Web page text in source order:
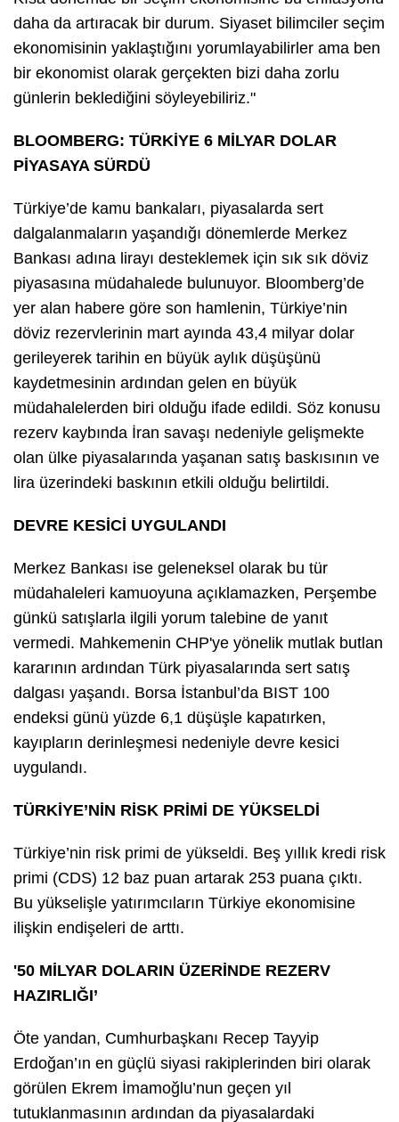
daha da artıracak bir durum. Siyaset bilimciler seçim
ekonomisinin yaklaştığını yorumlayabilirler ama ben
bir ekonomist olarak gerçekten bizi daha zorlu
günlerin beklediğini söyleyebiliriz."
BLOOMBERG: TÜRKİYE 6 MİLYAR DOLAR
PİYASAYA SÜRDÜ
Türkiye’de kamu bankaları, piyasalarda sert
dalgalanmaların yaşandığı dönemlerde Merkez
Bankası adına lirayı desteklemek için sık sık döviz
piyasasına müdahalede bulunuyor. Bloomberg’de
yer alan habere göre son hamlenin, Türkiye’nin
döviz rezervlerinin mart ayında 43,4 milyar dolar
gerileyerek tarihin en büyük aylık düşüşünü
kaydetmesinin ardından gelen en büyük
müdahalelerden biri olduğu ifade edildi. Söz konusu
rezerv kaybında İran savaşı nedeniyle gelişmekte
olan ülke piyasalarında yaşanan satış baskısının ve
lira üzerindeki baskının etkili olduğu belirtildi.
DEVRE KESİCİ UYGULANDI
Merkez Bankası ise geleneksel olarak bu tür
müdahaleleri kamuoyuna açıklamazken, Perşembe
günkü satışlarla ilgili yorum talebine de yanıt
vermedi. Mahkemenin CHP'ye yönelik mutlak butlan
kararının ardından Türk piyasalarında sert satış
dalgası yaşandı. Borsa İstanbul’da BIST 100
endeksi günü yüzde 6,1 düşüşle kapatırken,
kayıpların derinleşmesi nedeniyle devre kesici
uygulandı.
TÜRKİYE’NİN RİSK PRİMİ DE YÜKSELDİ
Türkiye’nin risk primi de yükseldi. Beş yıllık kredi risk
primi (CDS) 12 baz puan artarak 253 puana çıktı.
Bu yükselişle yatırımcıların Türkiye ekonomisine
ilişkin endişeleri de arttı.
'50 MİLYAR DOLARIN ÜZERİNDE REZERV
HAZIRLIĞI’
Öte yandan, Cumhurbaşkanı Recep Tayyip
Erdoğan’ın en güçlü siyasi rakiplerinden biri olarak
görülen Ekrem İmamoğlu’nun geçen yıl
tutuklanmasının ardından da piyasalardaki